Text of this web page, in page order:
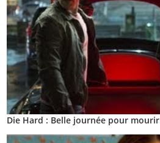
Die Hard : Belle journée pour mourir